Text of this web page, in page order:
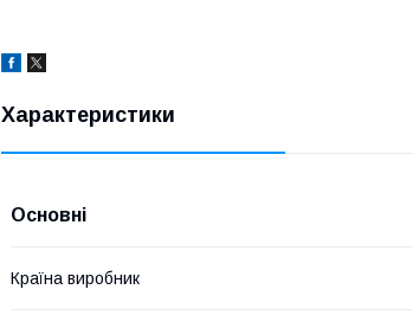
Характеристики
Основні
Країна виробник